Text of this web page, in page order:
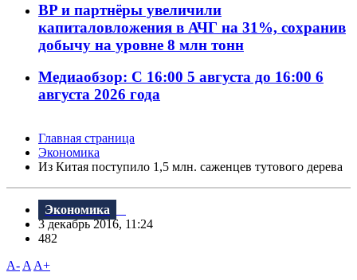
BP и партнёры увеличили
капиталовложения в АЧГ на 31%, сохранив
добычу на уровне 8 млн тонн
Медиаобзор: С 16:00 5 августа до 16:00 6
августа 2026 года
Главная страница
Экономика
Из Китая поступило 1,5 млн. саженцев тутового дерева
Экономика
3 декабрь 2016, 11:24
482
A- A A+